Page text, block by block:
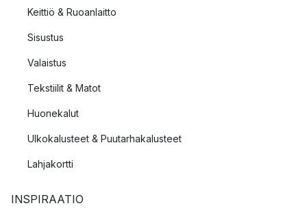
Keittiö & Ruoanlaitto
Sisustus
Valaistus
Tekstiilit & Matot
Huonekalut
Ulkokalusteet & Puutarhakalusteet
Lahjakortti
INSPIRAATIO